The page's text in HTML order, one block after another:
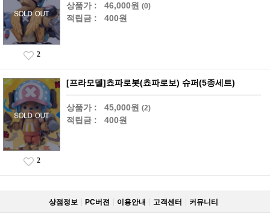
상품가 : 46,000원 (0)
적립금 : 400원
2
[프라모델]쵸파로봇(쵸파로보) 슈퍼(5종세트)
상품가 : 45,000원 (2)
적립금 : 400원
2
상점정보 PC버젼 이용안내 고객센터 커뮤니티